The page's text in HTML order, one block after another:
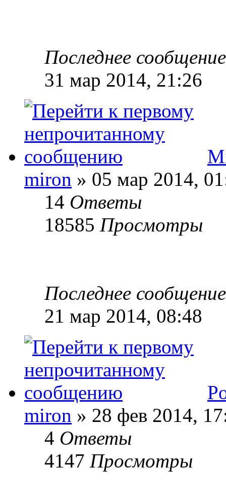
Последнее
31 мар 2014, 21:26
miron » 05 мар 2014,
14 Ответы
18585 Просмотры
Последнее
21 мар 2014, 08:48
miron » 28 фев 2014,
4 Ответы
4147 Просмотры